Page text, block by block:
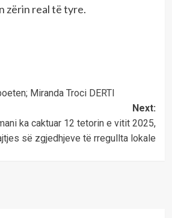
zërin real të tyre.
Miranda Troci DERTI
Next:
ka caktuar 12 tetorin e vitit 2025,
së zgjedhjeve të rregullta lokale